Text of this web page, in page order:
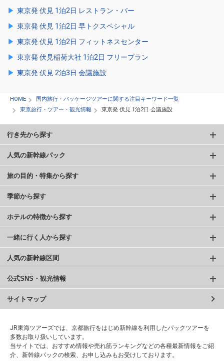
東京発 伏見 1泊2日 レストラン・バー
東京発 伏見 1泊2日 早トクスペシャル
東京発 伏見 1泊2日 フィットネスセンター
東京発 伏見稲荷大社 1泊2日 フリープラン
東京発 伏見 2泊3日 会議施設
HOME
国内旅行・パッケージツアーに関する注目キーワード一覧
東京旅行・ツアー・観光情報
東京発 伏見 1泊2日 会議施設
行き先から探す
人気の新幹線パック
旅の目的・特集から探す
季節から探す
ホテルの特徴から探す
一緒に行く人から探す
人気の新幹線区間
公式SNS・観光情報
サイトマップ
JR東海ツアーズでは、京都旅行をはじめ新幹線を利用したパックツアーを
多数お取り扱いしています。
当サイトでは、おすすめ情報や売れ筋ランキングなどの各種最新情報をご紹
介、新幹線パックの検索、お申し込みもお受けしております。